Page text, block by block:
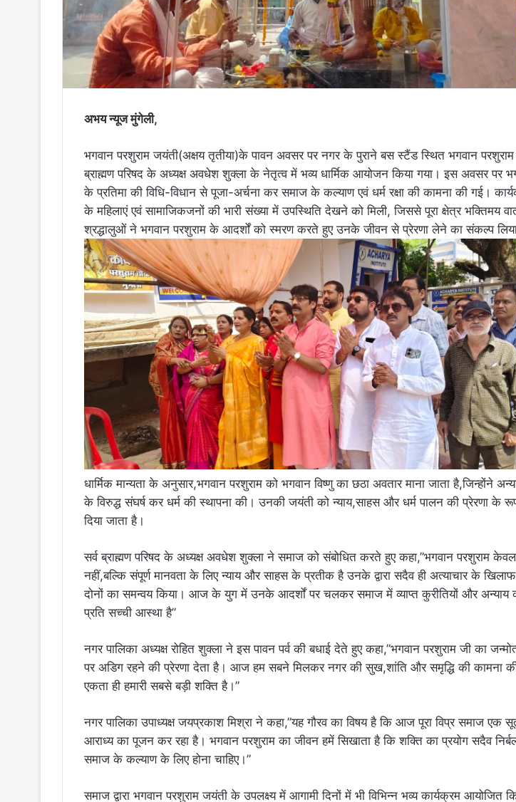
अभय न्यूज मुंगेली,
भगवान परशुराम जयंती(अक्षय तृतीया)के पावन अवसर पर नगर के पुराने बस स्टैंड स्थित भगवान
ब्राह्मण परिषद के अध्यक्ष अवधेश शुक्ला के नेतृत्व में भव्य धार्मिक आयोजन किया गया। इस अवसर पर
के प्रतिमा की विधि-विधान से पूजा-अर्चना कर समाज के कल्याण एवं धर्म रक्षा की कामना की गई।
के महिलाएं एवं सामाजिकजनों की भारी संख्या में उपस्थिति देखने को मिली, जिससे पूरा क्षेत्र भक्तिमय
श्रद्धालुओं ने भगवान परशुराम के आदर्शों को स्मरण करते हुए उनके जीवन से प्रेरणा लेने का संकल्प
धार्मिक मान्यता के अनुसार,भगवान परशुराम को भगवान विष्णु का छठा अवतार माना जाता है,जिन्होंने
के विरुद्ध संघर्ष कर धर्म की स्थापना की। उनकी जयंती को न्याय,साहस और धर्म पालन की प्रेरणा के
दिया जाता है।
सर्व ब्राह्मण परिषद के अध्यक्ष अवधेश शुक्ला ने समाज को संबोधित करते हुए कहा,”भगवान परशुराम
नहीं,बल्कि संपूर्ण मानवता के लिए न्याय और साहस के प्रतीक है उनके द्वारा सदैव ही अत्याचार के
दोनों का समन्वय किया। आज के युग में उनके आदर्शों पर चलकर समाज में व्याप्त कुरीतियों और अन्याय
प्रति सच्ची आस्था है”
नगर पालिका अध्यक्ष रोहित शुक्ला ने इस पावन पर्व की बधाई देते हुए कहा,”भगवान परशुराम जी का
पर अडिग रहने की प्रेरणा देता है। आज हम सबने मिलकर नगर की सुख,शांति और समृद्धि की कामना
एकता ही हमारी सबसे बड़ी शक्ति है।”
नगर पालिका उपाध्यक्ष जयप्रकाश मिश्रा ने कहा,”यह गौरव का विषय है कि आज पूरा विप्र समाज
आराध्य का पूजन कर रहा है। भगवान परशुराम का जीवन हमें सिखाता है कि शक्ति का प्रयोग सदैव
समाज के कल्याण के लिए होना चाहिए।”
समाज द्वारा भगवान परशुराम जयंती के उपलक्ष्य में आगामी दिनों में भी विभिन्न भव्य कार्यक्रम आयोजित